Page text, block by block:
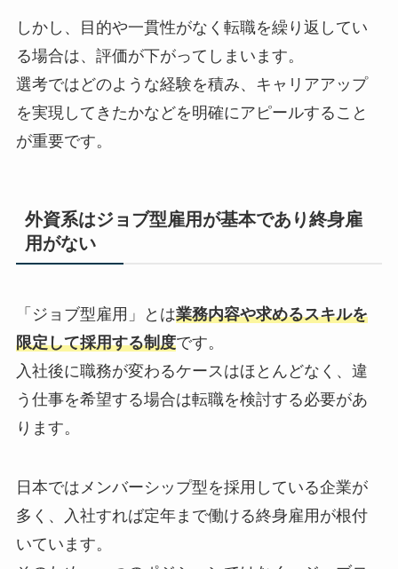
しかし、目的や一貫性がなく転職を繰り返してい
る場合は、評価が下がってしまいます。
選考ではどのような経験を積み、キャリアアップ
を実現してきたかなどを明確にアピールすること
が重要です。
外資系はジョブ型雇用が基本であり終身雇
用がない
「ジョブ型雇用」とは業務内容や求めるスキルを
限定して採用する制度です。
入社後に職務が変わるケースはほとんどなく、違
う仕事を希望する場合は転職を検討する必要があ
ります。
日本ではメンバーシップ型を採用している企業が
多く、入社すれば定年まで働ける終身雇用が根付
いています。